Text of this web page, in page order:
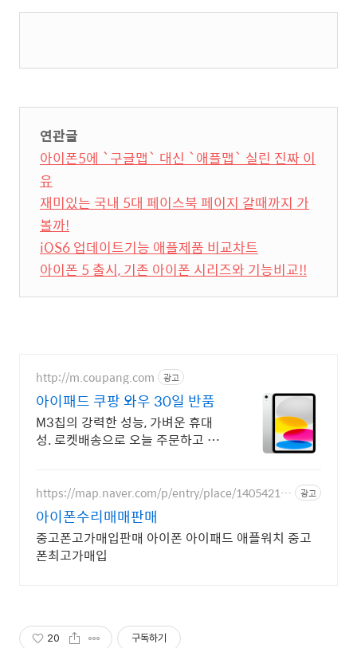
연관글
아이폰5에 `구글맵` 대신 `애플맵` 실린 진짜 이
유
재미있는 국내 5대 페이스북 페이지 갈때까지 가
볼까!
iOS6 업데이트기능 애플제품 비교차트
아이폰 5 출시, 기존 아이폰 시리즈와 기능비교!!
http://m.coupang.com 광고
아이패드 쿠팡 와우 30일 반품
M3칩의 강력한 성능, 가벼운 휴대
성. 로켓배송으로 오늘 주문하고 내
까지 편리하게!
https://map.naver.com/p/entry/place/14054214
24
광고
아이폰수리매매판매
중고폰고가매입판매 아이폰 아이패드 애플워치 중고
폰최고가매입
20 구독하기